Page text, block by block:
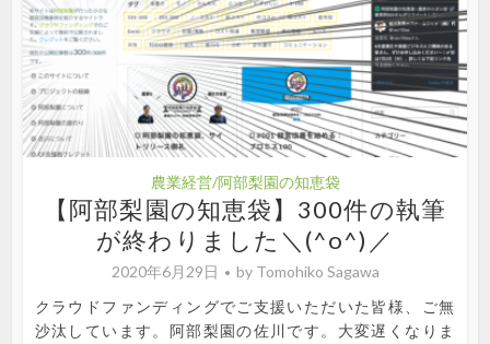
農業経営/阿部梨園の知恵袋
【阿部梨園の知恵袋】300件の執筆
が終わりました＼(^o^)／
2020年6月29日 by Tomohiko Sagawa
クラウドファンディングでご支援いただいた皆様、ご無
沙汰しています。阿部梨園の佐川です。大変遅くなりま